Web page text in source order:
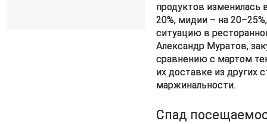
продуктов изменилась
20%, мидии – на
ситуацию в
Александр Муратов,
сравнению с мартом
их доставке из других
маржинальности.
Спад